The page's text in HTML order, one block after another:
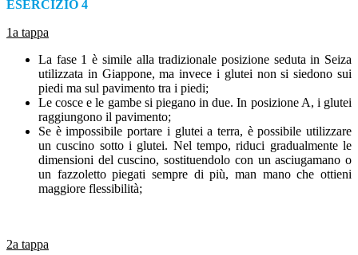
ESERCIZIO 4
1a tappa
La fase 1 è simile alla tradizionale posizione seduta in Seiza
utilizzata in Giappone, ma invece i glutei non si siedono sui
piedi ma sul pavimento tra i piedi;
Le cosce e le gambe si piegano in due. In posizione A, i glutei
raggiungono il pavimento;
Se è impossibile portare i glutei a terra, è possibile utilizzare
un cuscino sotto i glutei. Nel tempo, riduci gradualmente le
dimensioni del cuscino, sostituendolo con un asciugamano o
un fazzoletto piegati sempre di più, man mano che ottieni
maggiore flessibilità;
2a tappa